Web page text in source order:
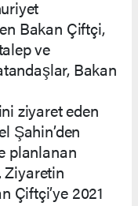
Bakan Çiftçi,
ve
Bakan
ziyaret eden
Şahin’den
planlanan
Ziyaretin
Çiftçi’ye 2021